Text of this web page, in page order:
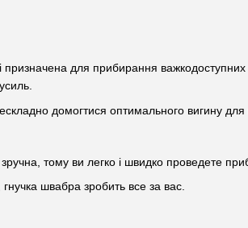
призначена для прибирання
домогтися оптимального вигину
тому ви легко і швидко проведете
швабра зробить все за вас.